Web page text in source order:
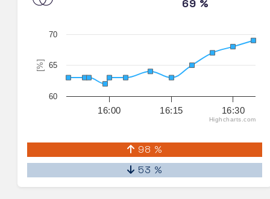
69 %
[%]
16:00 16:30
16:15
60
65
70
Highcharts.com
98 %
53 %